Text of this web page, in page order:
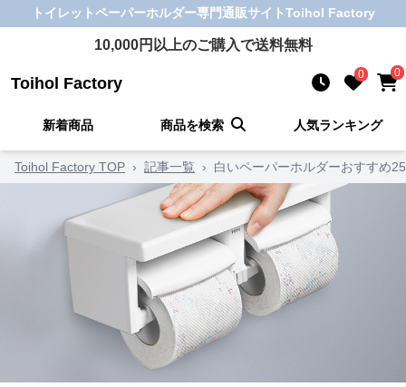
トイレットペーパーホルダー専門通販サイトToihol Factory
10,000円以上のご購入で送料無料
Toihol Factory 0 0
新着商品 商品を検索 人気ランキング
Toihol Factory TOP › 記事一覧 › 白いペーパーホルダーおすすめ